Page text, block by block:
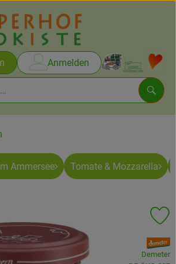
Anmelden
öffnen oder
Rezepte
Ammersee Tomate & Mozzarella
, Verband:
Demeter